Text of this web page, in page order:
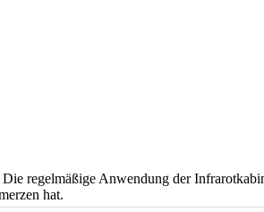
regelmäßige Anwendung der
hat.